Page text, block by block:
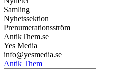
Samling
Nyhetssektion
Prenumerationsström
AntikThem.se
Yes Media
info@yesmedia.se
Antik Them